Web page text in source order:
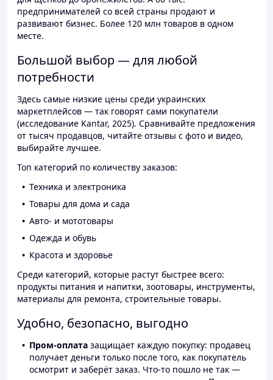
предпринимателей со всей страны продают и
развивают бизнес. Более 120 млн товаров в одном
месте.
Большой выбор — для любой
потребности
Здесь самые низкие цены среди украинских
маркетплейсов — так говорят сами покупатели
(исследование Kantar, 2025). Сравнивайте предложения
от тысяч продавцов, читайте отзывы с фото и видео,
выбирайте лучшее.
Топ категорий по количеству заказов:
Техника и электроника
Товары для дома и сада
Авто- и мототовары
Одежда и обувь
Красота и здоровье
Среди категорий, которые растут быстрее всего:
продукты питания и напитки, зоотовары, инструменты,
материалы для ремонта, строительные товары.
Удобно, безопасно, выгодно
Пром-оплата защищает каждую покупку: продавец
получает деньги только после того, как покупатель
осмотрит и заберёт заказ. Что-то пошло не так —